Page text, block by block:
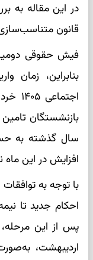
در این مقاله به
قانون
فیش حقوقی
بنابراین، زمان
سال گذشته به
افزایش در این
با توجه به
احکام جدید تا
پس از این
اردیبهشت،